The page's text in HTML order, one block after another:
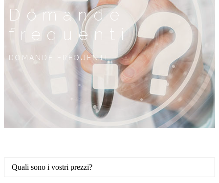
Domande
frequenti
DOMANDE FREQUENTI
Quali sono i vostri prezzi?